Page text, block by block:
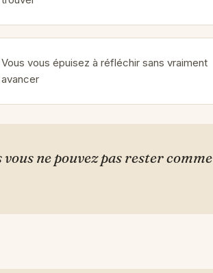
Vous vous épuisez à réfléchir sans vraiment
avancer
ne pouvez pas rester comme